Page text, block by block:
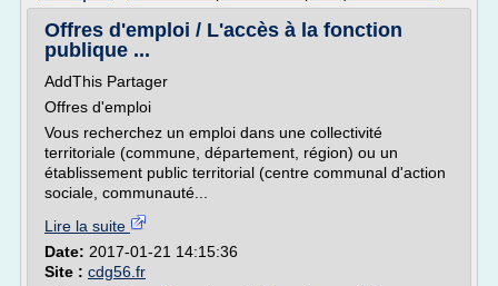
Offres d'emploi / L'accès à la fonction
publique ...
AddThis Partager
Offres d'emploi
Vous recherchez un emploi dans une collectivité
territoriale (commune, département, région) ou un
établissement public territorial (centre communal d'action
sociale, communauté...
Lire la suite
Date: 2017-01-21 14:15:36
Site : cdg56.fr